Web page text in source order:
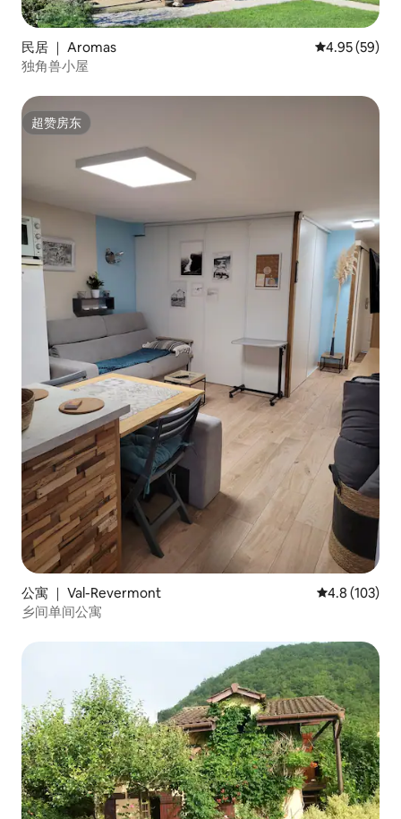
民居 ｜ Aromas 平均评分
4.95 (59)
独角兽小屋
超赞房东
超赞房东
公寓 ｜ Val-Revermont 平均评分 4.8
4.8 (103)
乡间单间公寓